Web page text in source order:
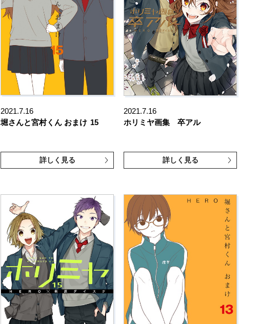
2021.7.16
堀さんと宮村くん おまけ 15
詳しく見る
2021.7.16
ホリミヤ画集 卒アル
詳しく見る